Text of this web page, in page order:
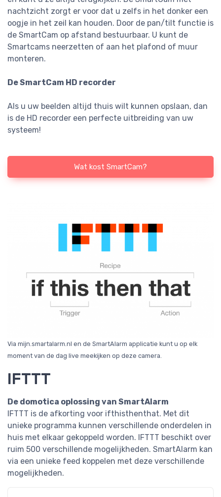
nachtzicht zorgt er voor dat u zelfs in het donker een
oogje in het zeil kan houden. Door de pan/tilt functie is
de SmartCam op afstand bestuurbaar. U kunt de
Smartcams neerzetten of aan het plafond of muur
monteren.
De SmartCam HD recorder
Als u uw beelden altijd thuis wilt kunnen opslaan, dan
is de HD recorder een perfecte uitbreiding van uw
systeem!
Wat kost SmartCam?
Via mijn.smartalarm.nl en de SmartAlarm applicatie kunt u op elk
moment van de dag live meekijken op deze camera.
IFTTT
De domotica oplossing van SmartAlarm
IFTTT is de afkorting voor ifthisthenthat. Met dit
unieke programma kunnen verschillende onderdelen in
huis met elkaar gekoppeld worden. IFTTT beschikt over
ruim 500 verschillende mogelijkheden. SmartAlarm kan
via een unieke feed koppelen met deze verschillende
mogelijkheden.